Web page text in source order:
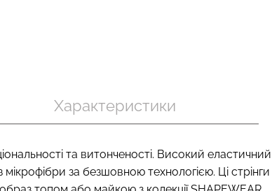
Характеристики
та витонченості. Високий
за безшовною технологією. Ці стрінги
SHAPE black (чорний) Giulia
454 грн.649 грн. 279 грн.399